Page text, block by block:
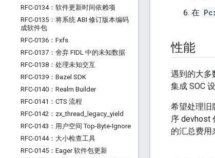
RFC-0134：软件更新时间依赖项
RFC-0135：将系统 ABI 修订版本编码
成软件包
RFC-0136：Fxfs
RFC-0137：舍弃 FIDL 中的未知数据
RFC-0138：处理未知交互
RFC-0139：Bazel SDK
RFC-0140：Realm Builder
RFC-0141：CTS 流程
RFC-0142：zx _thread legacy yield
RFC-0143：用户空间 Top-Byte-Ignore
RFC-0144：大小检查工具
RFC-0145：Eager 软件包更新
在
性能
遇到的大多
集成 SOC
希望处理旧
序 devhost
的汇总费用